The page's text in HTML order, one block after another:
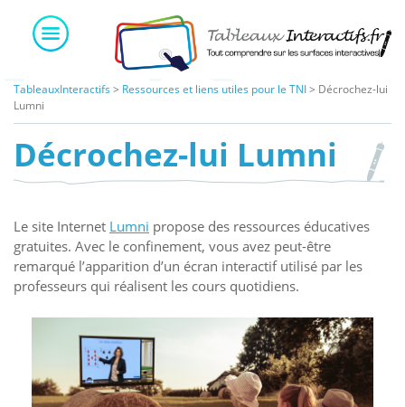
content
TableauxInteractifs > Ressources et liens utiles pour le TNI> Décrochez-lui
Lumni
Décrochez-lui Lumni
Le site Internet Lumni propose des ressources éducatives
gratuites. Avec le confinement, vous avez peut-être
remarqué l’apparition d’un écran interactif utilisé par les
professeurs qui réalisent les cours quotidiens.